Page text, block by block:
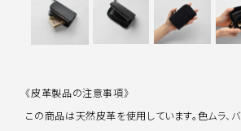
《皮革製品の注意事項》
この商品は天然皮革を使用しています。色ムラ、